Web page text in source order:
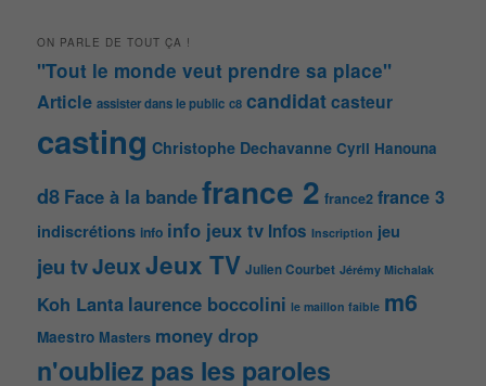
ON PARLE DE TOUT ÇA !
"Tout le monde veut prendre sa place"
Article assister dans le public c8 candidatcasteur
casting Christophe Dechavanne Cyril Hanouna
d8 Face à la bandefrance 2 france2 france 3
indiscrétions info info jeux tv Infos Inscription jeu
jeu tvJeuxJeux TV Julien Courbet Jérémy Michalak
Koh Lanta laurence boccolini le maillon faible m6
Maestro Masters money drop
n'oubliez pas les paroles